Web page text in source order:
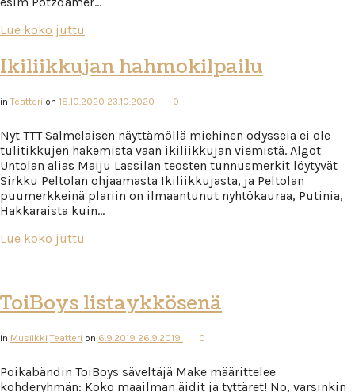
Lue koko juttu
Ikiliikkujan hahmokilpailu
inTeatteri on 18.10.2020 23.10.2020 0
Nyt TTT Salmelaisen näyttämöllä miehinen odysseia ei ole
tulitikkujen hakemista vaan ikiliikkujan viemistä. Algot
Untolan alias Maiju Lassilan teosten tunnusmerkit löytyvät
Sirkku Peltolan ohjaamasta Ikiliikkujasta, ja Peltolan
puumerkkeinä plariin on ilmaantunut nyhtökauraa, Putinia,
Hakkaraista kuin…
Lue koko juttu
ToiBoys listaykkösenä
in Musiikki Teatteri on 6.9.2019 26.9.2019 0
Poikabändin ToiBoys säveltäjä Make määrittelee
kohderyhmän: Koko maailman äidit ja tyttäret! No, varsinkin